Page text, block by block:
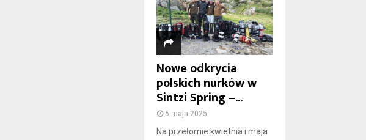
Nowe odkrycia
polskich nurków w
Sintzi Spring –...
6 maja 2025
Na przełomie kwietnia i maja